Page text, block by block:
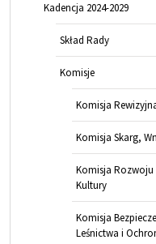
Kadencja 2024-2029
Skład Rady
Komisje
Komisja
Komisja Skarg,
Komisja Rozwoju
Kultury
Komisja
Leśnictwa i